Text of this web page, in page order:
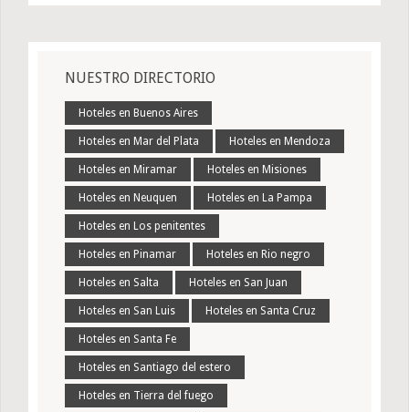
NUESTRO DIRECTORIO
Hoteles en Buenos Aires
Hoteles en Mar del Plata Hoteles en Mendoza
Hoteles en Miramar Hoteles en Misiones
Hoteles en Neuquen Hoteles en La Pampa
Hoteles en Los penitentes
Hoteles en Pinamar Hoteles en Rio negro
Hoteles en Salta Hoteles en San Juan
Hoteles en San Luis Hoteles en Santa Cruz
Hoteles en Santa Fe
Hoteles en Santiago del estero
Hoteles en Tierra del fuego